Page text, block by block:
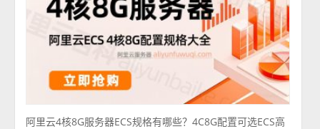
阿里云4核8G服务器ECS规格有哪些？4C8G配置可选ECS高